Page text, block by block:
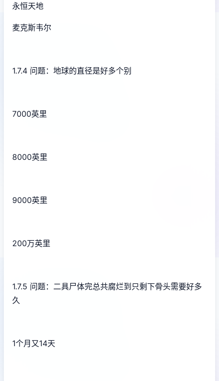
永恒天地
麦克斯韦尔
1.7.4 问题：地球的直径是好多个别
7000英里
8000英里
9000英里
200万英里
1.7.5 问题：二具尸体完总共腐烂到只剩下骨头需要好多
久
1个月又14天